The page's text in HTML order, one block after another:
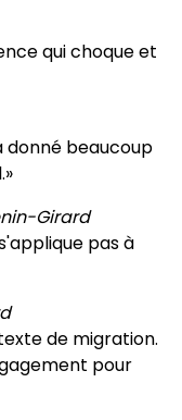
qui choque et
donné beaucoup
Girard
pas à
de migration.
pour